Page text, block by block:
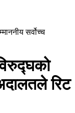
सर्वोच्च
रिट